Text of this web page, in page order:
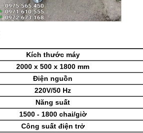
Kích thước máy
2000 x 500 x 1800 mm
Điện nguồn
220V/50 Hz
Năng suất
1500 - 1800 chai/giờ
Công suất điện trở